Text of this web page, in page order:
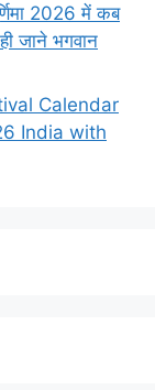
2026 में कब
जाने भगवान
Calendar
India with